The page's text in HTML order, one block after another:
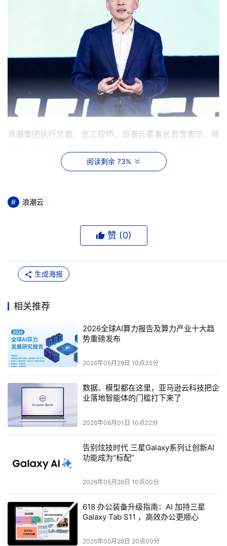
浪潮集团执行总裁、总工程师，浪潮云董事长肖雪表示，将
前，“人工智能＋”行动在国家战略部署下有序推进，大模型
商，这一转变标志着其发展历程中的第三次重大跃升。
从2011年作为政务云系统集成商起步，到成为分布式云服务
提供商，再到如今的智慧系统的全场景运营商，浪潮云的每
发展带来的新挑战，云的现代化至关重要。浪潮云将打造
全栈生态价值链，推动行业智能化转型。
例如，在数据处理方面，浪潮云认识到数据迭代和人工智能
大模型训推是一个持续的过程，因此致力于实现安全、合规
的数据核心供给，以满足行业不断增长的智能化需求。
虽然大模型在席卷各行各业，但是行业和组织在利用大模型
这一“数据世界的引擎”时，面临着安全性、系统性和持续性
三大挑战。
阅读剩余 73%
浪潮云
赞 (0)
生成海报
相关推荐
2026全球AI算力报告及算力产业十大趋
势重磅发布
2026年05月29日 10点35分
数据、模型都在这里，亚马逊云科技把企
业落地智能体的门槛打下来了
2026年06月01日 10点22分
告别炫技时代 三星Galaxy系列让创新AI
功能成为“标配”
2026年05月26日 10点00分
618 办公装备升级指南：AI 加持三星
Galaxy Tab S11 ，高效办公更顺心
2026年05月26日 20点00分